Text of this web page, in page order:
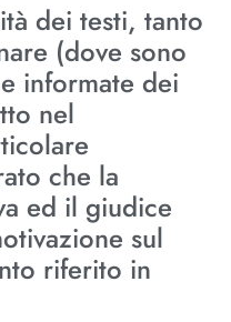
dei testi, tanto
(dove sono
informate dei
nel
che la
ed il giudice
sul
riferito in